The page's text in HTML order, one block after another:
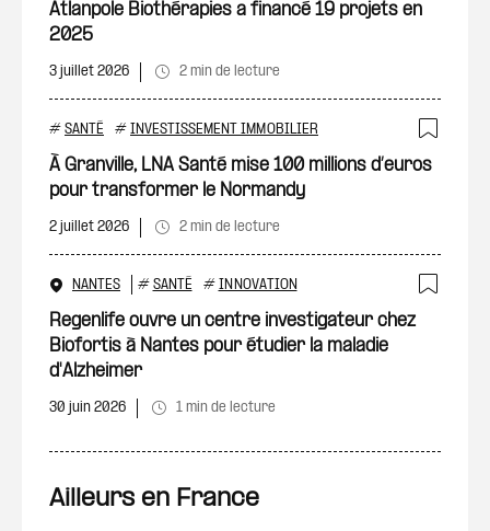
Atlanpole Biothérapies a financé 19 projets en
2025
3 juillet 2026 2 min de lecture
# SANTÉ # INVESTISSEMENT IMMOBILIER
À Granville, LNA Santé mise 100 millions d’euros
pour transformer le Normandy
2 juillet 2026 2 min de lecture
NANTES # SANTÉ # INNOVATION
Regenlife ouvre un centre investigateur chez
Biofortis à Nantes pour étudier la maladie
d'Alzheimer
30 juin 2026 1 min de lecture
Ailleurs en France